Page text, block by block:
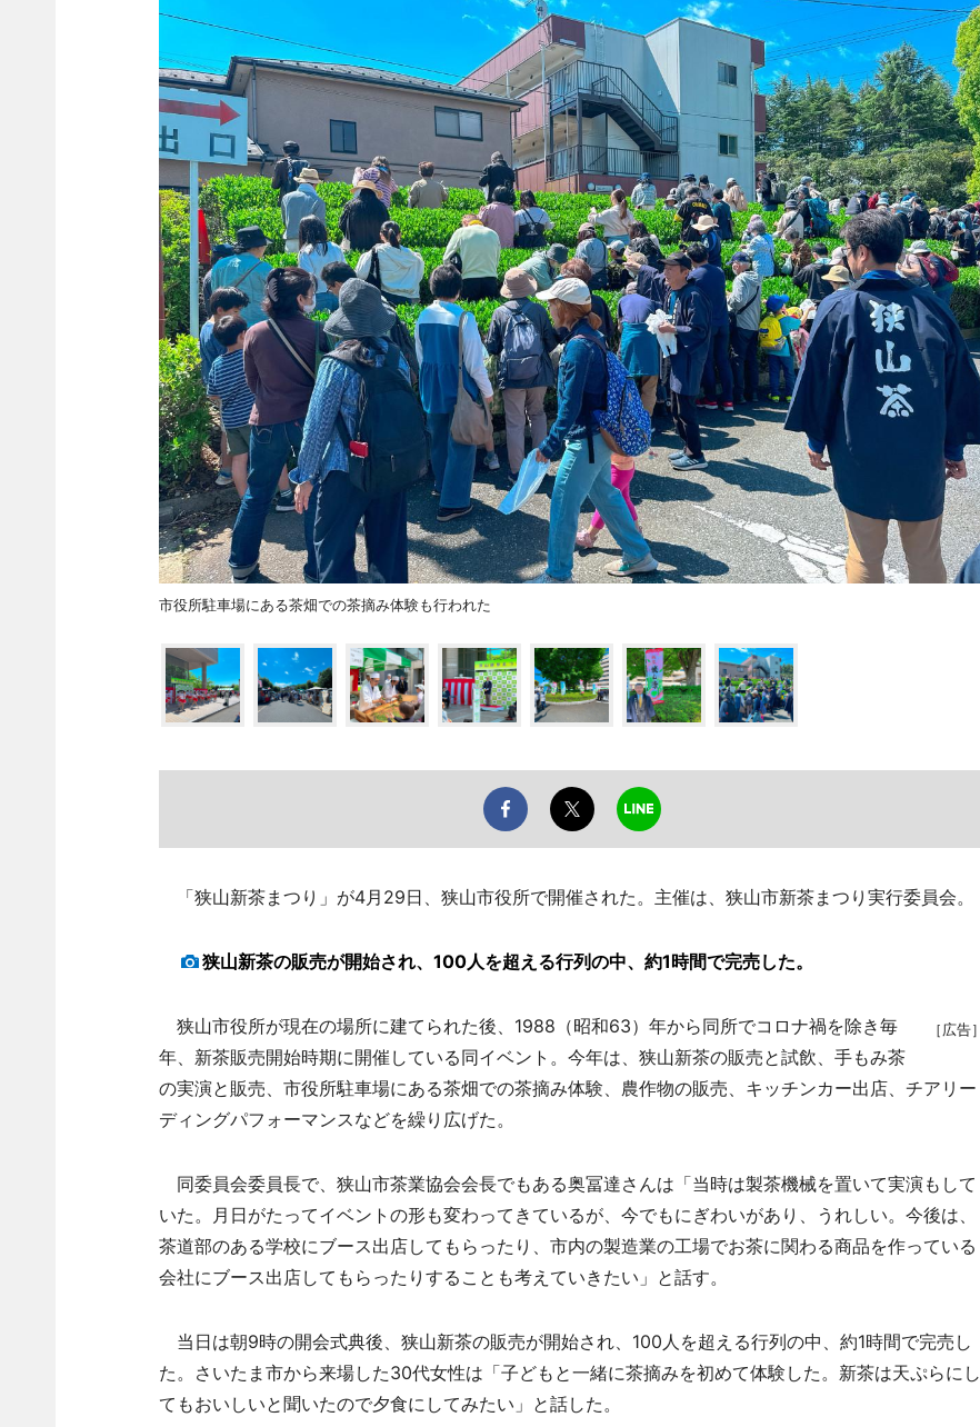
市役所駐車場にある茶畑での茶摘み体験も行われた
「狭山新茶まつり」が4月29日、狭山市役所で開催された。主催は、狭山市新茶まつり実行委員会。
狭山新茶の販売が開始され、100人を超える行列の中、約1時間で完売した。
［広告］
狭山市役所が現在の場所に建てられた後、1988（昭和63）年から同所でコロナ禍を除き毎
年、新茶販売開始時期に開催している同イベント。今年は、狭山新茶の販売と試飲、手もみ茶
の実演と販売、市役所駐車場にある茶畑での茶摘み体験、農作物の販売、キッチンカー出店、チアリー
ディングパフォーマンスなどを繰り広げた。
同委員会委員長で、狭山市茶業協会会長でもある奥冨達さんは「当時は製茶機械を置いて実演もして
いた。月日がたってイベントの形も変わってきているが、今でもにぎわいがあり、うれしい。今後は、
茶道部のある学校にブース出店してもらったり、市内の製造業の工場でお茶に関わる商品を作っている
会社にブース出店してもらったりすることも考えていきたい」と話す。
当日は朝9時の開会式典後、狭山新茶の販売が開始され、100人を超える行列の中、約1時間で完売し
た。さいたま市から来場した30代女性は「子どもと一緒に茶摘みを初めて体験した。新茶は天ぷらにし
てもおいしいと聞いたので夕食にしてみたい」と話した。